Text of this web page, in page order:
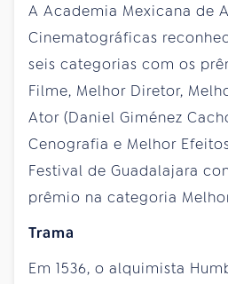
A Academia Mexicana de
Cinematográficas
seis categorias com os
Filme, Melhor Diretor,
Ator (Daniel Giménez
Cenografia e Melhor
Festival de Guadalajara
prêmio na categoria
Trama
Em 1536, o alquimista